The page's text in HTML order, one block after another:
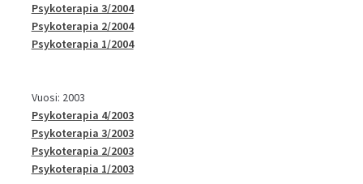
Psykoterapia 3/2004
Psykoterapia 2/2004
Psykoterapia 1/2004
Vuosi: 2003
Psykoterapia 4/2003
Psykoterapia 3/2003
Psykoterapia 2/2003
Psykoterapia 1/2003